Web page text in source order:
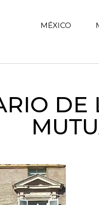
MÉXICO
DE